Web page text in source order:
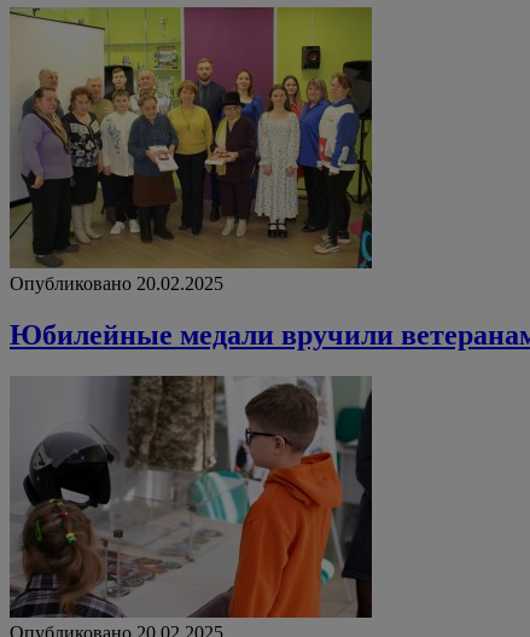
Опубликовано 20.02.2025
Юбилейные медали вручили
Опубликовано 20.02.2025